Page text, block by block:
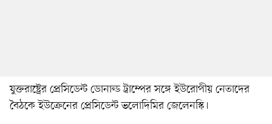
যুক্তরাষ্ট্রের প্রেসিডেন্ট ডোনাল্ড ট্রাম্পের সঙ্গে ইউরোপীয় নেতাদের
বৈঠকে ইউক্রেনের প্রেসিডেন্ট ভলোদিমির জেলেনস্কি।